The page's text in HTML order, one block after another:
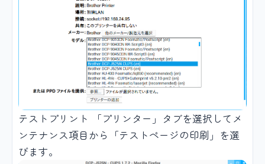
テストプリント 「プリンター」タブを選択してメ
ンテナンス項目から「テストページの印刷」を選
びます。